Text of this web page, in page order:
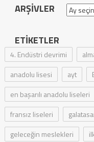
ARŞIVLER Arşivler
ETIKETLER
4. Endüstri devrimi
anadolu lisesi
ayt
en başarılı anadolu liseleri
fransız liseleri
geleceğin meslekleri